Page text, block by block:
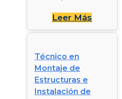
Leer Más
Técnico en
Montaje de
Estructuras e
Instalación de